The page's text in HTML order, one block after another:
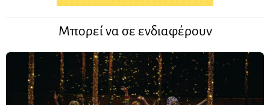
Μπορεί να σε ενδιαφέρουν